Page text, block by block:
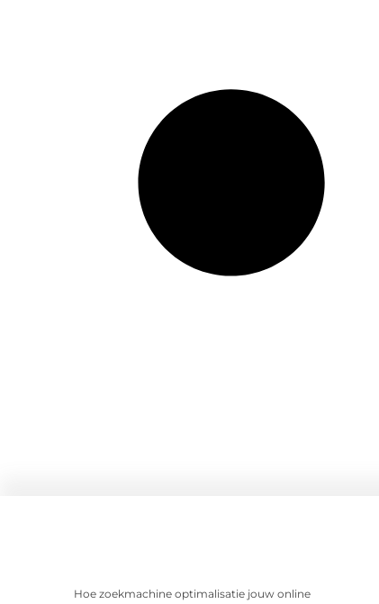
Hoe zoekmachine optimalisatie jouw online